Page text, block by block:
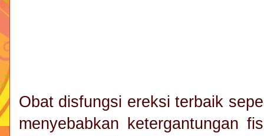
Obat disfungsi ereksi terbaik
menyebabkan ketergantungan